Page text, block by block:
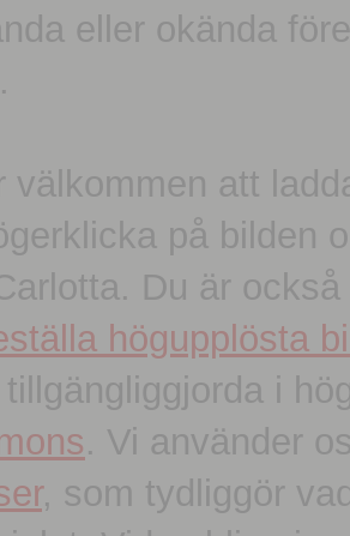
eller okända
välkommen att
på bilden
Du är
högupplösta
tillgängliggjorda i
. Vi använder
, som tydliggör